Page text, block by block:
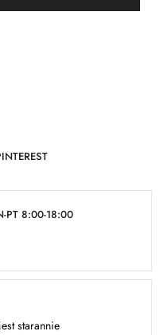
PT 8:00-18:00
starannie